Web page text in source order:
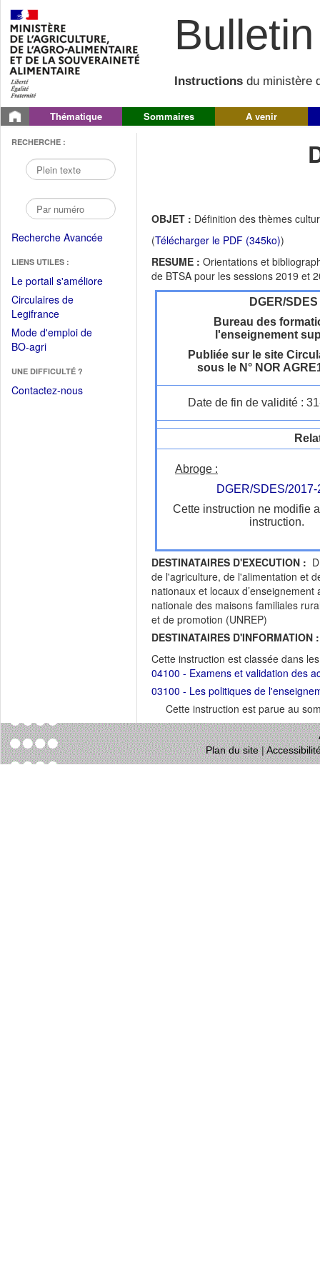
Instructions du ministère
Thématique Sommaires A venir
RECHERCHE :
Recherche Avancée
LIENS UTILES :
Le portail s'améliore(Fichier
Circulaires de
Legifrance(Ouvrir
dans
une
fenêtre)
Mode d'emploi de
BO-agri(Ouvrir
une
nouvelle
UNE DIFFICULTÉ ?
Contactez-nous
OBJET : Définition des thèmes
(Télécharger le PDF (345ko))
RESUME : Orientations et
de BTSA pour les sessions 2019 et
DGER/SDES
Bureau des
l'enseignement
Publiée sur le site
sous le N° NOR
Date de fin de validité :
Abroge :
DGER/SDES/2017-
Cette instruction ne modifie
instruction.
DESTINATAIRES D'EXECUTION :
de l'agriculture, de l'alimentation et
nationaux et locaux
nationale des maisons familiales
et de promotion (UNREP)
DESTINATAIRES D'INFORMATION :
Cette instruction est classée dans
04100 - Examens et validation des
03100 - Les politiques de
Cette instruction est parue au
Plan du site|